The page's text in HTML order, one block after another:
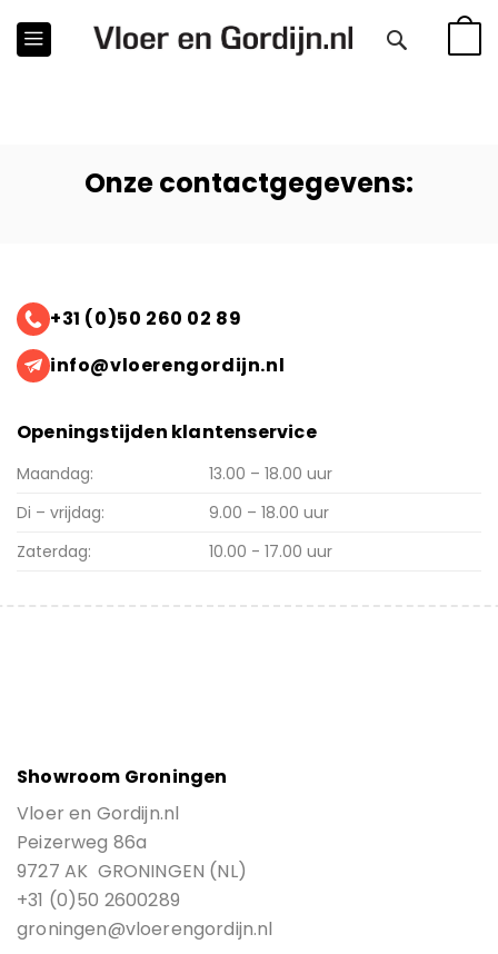
Onze contactgegevens:
+31 (0)50 260 02 89
info@vloerengordijn.nl
Openingstijden klantenservice
Maandag:
13.00 – 18.00 uur
Di – vrijdag:
9.00 – 18.00 uur
Zaterdag:
10.00 - 17.00 uur
Showroom Groningen
Vloer en Gordijn.nl
Peizerweg 86a
9727 AK GRONINGEN (NL)
+31 (0)50 2600289
groningen@vloerengordijn.nl